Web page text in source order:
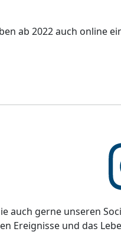
ab 2022 auch online
auch gerne unseren
Ereignisse und das